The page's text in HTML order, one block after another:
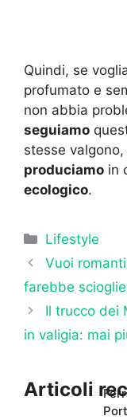
Quindi, se
profumato e
non abbia
seguiamo
stesse
produciamo in
ecologico.
Categorie
Lifestyle
Vuoi
farebbe
Il trucco dei
in valigia: mai
Articoli